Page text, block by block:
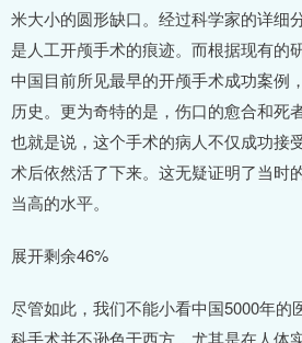
米大小的圆形缺口。经过科学家的详细
是人工开颅手术的痕迹。而根据现有的
中国目前所见最早的开颅手术成功案例
历史。更为奇特的是，伤口的愈合和死
也就是说，这个手术的病人不仅成功接
术后依然活了下来。这无疑证明了当时
当高的水平。
展开剩余46%
尽管如此，我们不能小看中国5000年的
科手术并不逊色于西方，尤其是在人体